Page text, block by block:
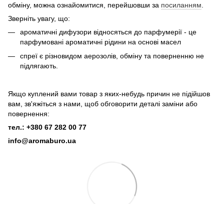
обміну, можна ознайомитися, перейшовши за посиланням
Зверніть увагу, що:
ароматичні дифузори відносяться до парфумерії - це
парфумовані ароматичні рідини на основі масел
спреї є різновидом аерозолів, обміну та поверненню не
підлягають.
Якщо куплений вами товар з яких-небудь причин не підійшов
вам, зв'яжіться з нами, щоб обговорити деталі заміни або
повернення:
тел.: +380 67 282 00 77
info@aromaburo.ua